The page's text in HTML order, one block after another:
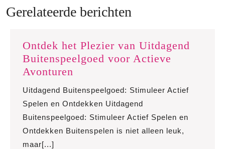
Gerelateerde berichten
Ontdek het Plezier van Uitdagend
Buitenspeelgoed voor Actieve
Avonturen
het
Plezier
van
Uitdagend
Buitenspeelgoed
Uitdagend Buitenspeelgoed: Stimuleer Actief
Spelen en Ontdekken Uitdagend
Buitenspeelgoed: Stimuleer Actief Spelen en
Ontdekken Buitenspelen is niet alleen leuk,
maar[...]